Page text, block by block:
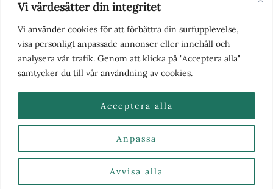
Vi värdesätter din integritet
Vi använder cookies för att förbättra din surfupplevelse,
visa personligt anpassade annonser eller innehåll och
analysera vår trafik. Genom att klicka på "Acceptera alla"
samtycker du till vår användning av cookies.
Anpassa
Avvisa alla
Acceptera alla
KalmarPosten är en modern lokalnyhetstidning på nätet. Med
fokus på Kalmarregionen, men också med blick för det större
perspektivet, vill vi vara din självklara kanal för nyheter,
berättelser och engagemang. KalmarPosten grundades 1988 och
fick nya ägare 2025.
Nyhetstips eller frågor?Kontakta oss
2026 | Kalmarposten.se |Se alla Kategorier & Ämnen
här